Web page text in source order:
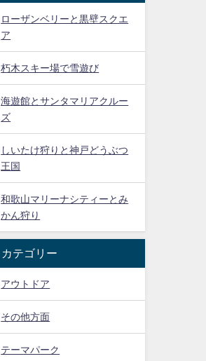
ローザンベリーと黒壁スクエ
ア
朽木スキー場で雪遊び
海遊館とサンタマリアクルー
ズ
しいたけ狩りと神戸どうぶつ
王国
和歌山マリーナシティーとみ
かん狩り
カテゴリー
アウトドア
その他方面
テーマパーク